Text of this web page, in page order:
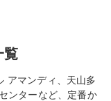
覧
アマンディ、天山多
ンターなど、定番か